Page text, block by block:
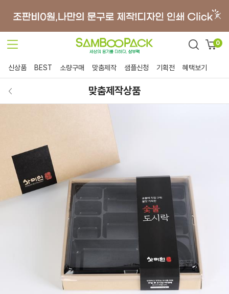
0
신상품 BEST 소량구매 맞춤제작 샘플신청 기획전 혜택보기
맞춤제작상품